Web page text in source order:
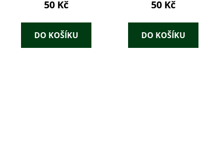
50 Kč
DO KOŠÍKU
50 Kč
DO KOŠÍKU